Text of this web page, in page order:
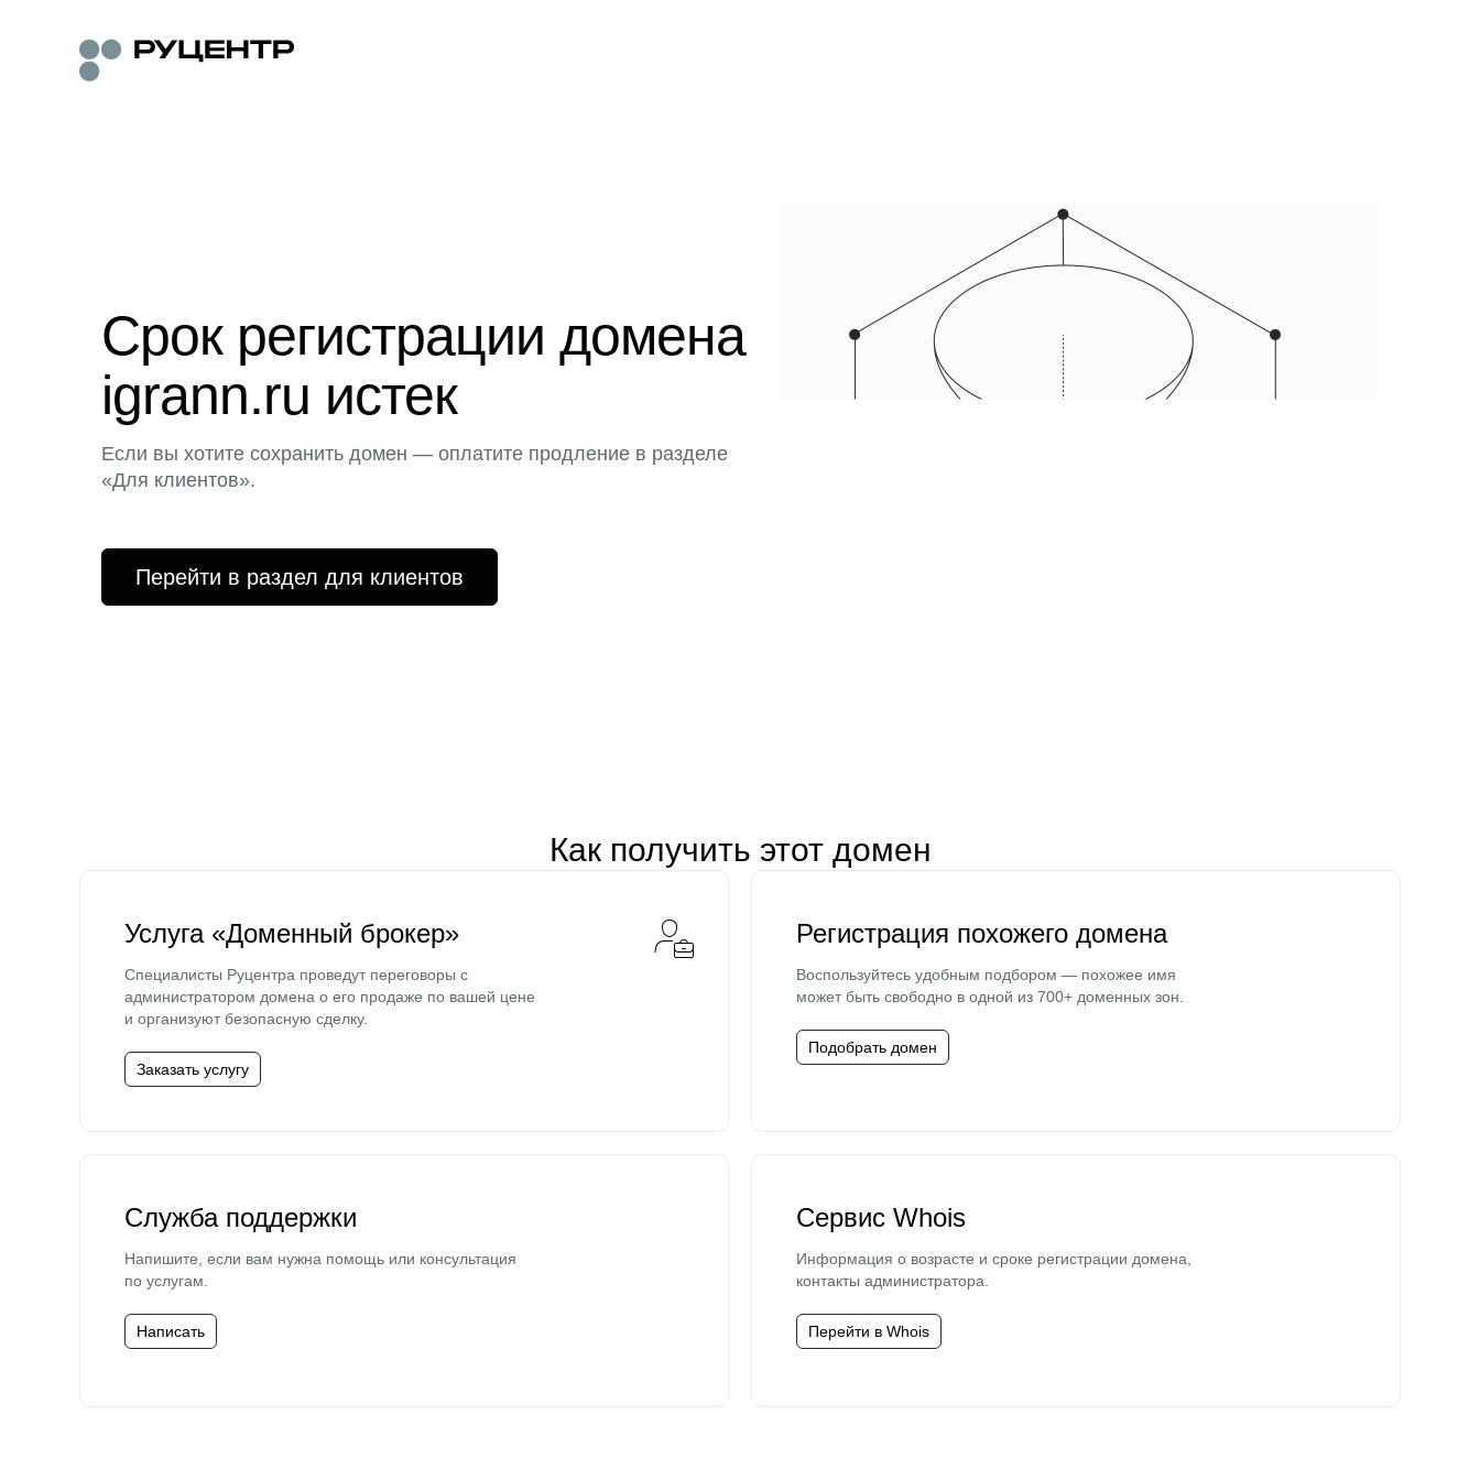
Срок регистрации домена
igrann.ru истек
Если вы хотите сохранить домен — оплатите продление в разделе
«Для клиентов».
Перейти в раздел для клиентов
Как получить этот домен
Услуга «Доменный брокер»
Специалисты Руцентра проведут переговоры с
администратором домена о его продаже по вашей цене
и организуют безопасную сделку.
Заказать услугу
Регистрация похожего домена
Воспользуйтесь удобным подбором — похожее имя
может быть свободно в одной из 700+ доменных зон.
Подобрать домен
Служба поддержки
Напишите, если вам нужна помощь или консультация
по услугам.
Написать
Сервис Whois
Информация о возрасте и сроке регистрации домена,
контакты администратора.
Перейти в Whois